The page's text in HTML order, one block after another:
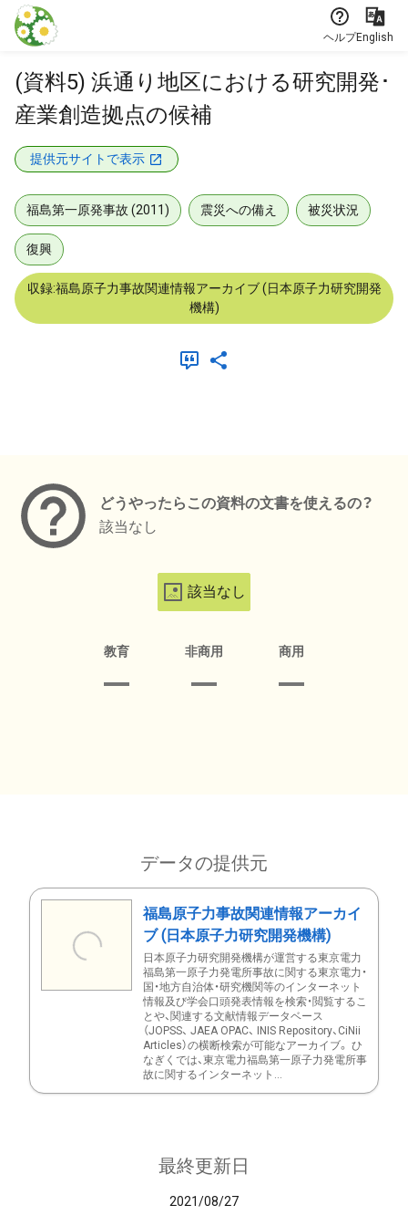
本文に飛ぶ
ヘルプEnglish
(資料5) 浜通り地区における研究開発･
産業創造拠点の候補
提供元サイトで表示
福島第一原発事故 (2011) 震災への備え 被災状況
復興
収録:福島原子力事故関連情報アーカイブ (日本原子力研究開発
機構)
どうやったらこの資料の文書を使えるの？
該当なし
該当なし
教育 非商用 商用
データの提供元
福島原子力事故関連情報アーカイ
ブ (日本原子力研究開発機構)
日本原子力研究開発機構が運営する東京電力
福島第一原子力発電所事故に関する東京電力・
国・地方自治体・研究機関等のインターネット
情報及び学会口頭発表情報を検索・閲覧するこ
とや、関連する文献情報データベース
（JOPSS、 JAEA OPAC、 INIS Repository、CiNii
Articles）の横断検索が可能なアーカイブ。 ひ
なぎくでは、東京電力福島第一原子力発電所事
故に関するインターネット...
最終更新日
2021/08/27